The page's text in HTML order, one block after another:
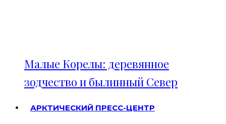
Малые Корелы: деревянное
зодчество и былинный Север
АРКТИЧЕСКИЙ ПРЕСС-ЦЕНТР